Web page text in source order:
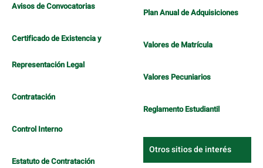
Avisos de Convocatorias
Certificado de Existencia y
Representación Legal
Contratación
Control Interno
Estatuto de Contratación
Plan Anual de Adquisiciones
Valores de Matrícula
Valores Pecuniarios
Reglamento Estudiantil
Otros sitios de interés